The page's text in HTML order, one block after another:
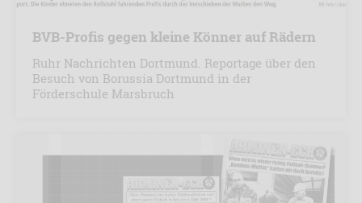
BVB-Profis gegen kleine Könner auf Rädern
Ruhr Nachrichten Dortmund. Reportage über den
Besuch von Borussia Dortmund in der
Förderschule Marsbruch